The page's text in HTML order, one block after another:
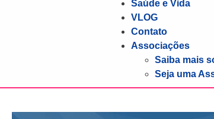
Saúde e Vida
VLOG
Contato
Associações
Saiba mais
Seja uma